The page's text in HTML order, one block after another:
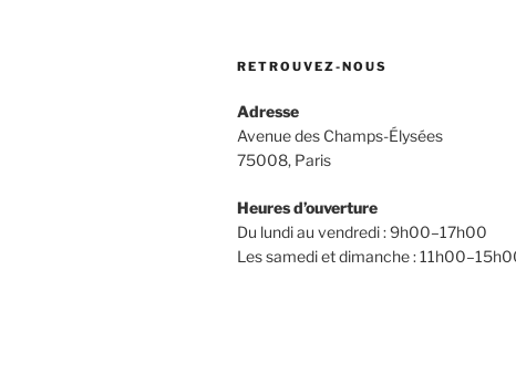
RETROUVEZ-NOUS
Adresse
Avenue des Champs-Élysées
75008, Paris
Heures d’ouverture
Du lundi au vendredi : 9h00–17h00
Les samedi et dimanche :